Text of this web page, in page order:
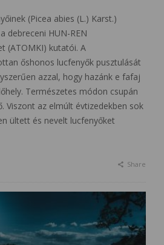
(Picea abies (L.) Karst.)
debreceni HUN-REN
(ATOMKI) kutatói. A
őshonos lucfenyők pusztulását
azzal, hogy hazánk e fafaj
Természetes módon csupán
Viszont az elmúlt évtizedekben sok
ültett és nevelt lucfenyőket
Share